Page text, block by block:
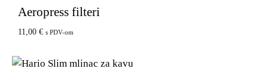
Aeropress filteri
11,00 € s PDV-om